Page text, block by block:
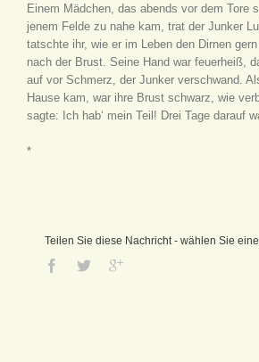
Einem Mädchen, das abends vor dem Tore
jenem Felde zu nahe kam, trat der Junker
tatschte ihr, wie er im Leben den Dirnen
nach der Brust. Seine Hand war feuerheiß,
auf vor Schmerz, der Junker verschwand.
Hause kam, war ihre Brust schwarz, wie
sagte: Ich hab‘ mein Teil! Drei Tage darauf
*
Teilen Sie diese Nachricht - wählen Sie